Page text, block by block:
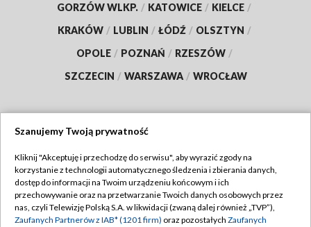
GORZÓW WLKP. / KATOWICE / KIELCE /
KRAKÓW / LUBLIN / ŁÓDŹ / OLSZTYN /
OPOLE / POZNAŃ / RZESZÓW /
SZCZECIN / WARSZAWA / WROCŁAW
TVP
Abonament TVP
Emisja w TVP
Regulamin TVP
Polityka prywatności
Szanujemy Twoją prywatność
Kliknij "Akceptuję i przechodzę do serwisu", aby wyrazić zgody na
korzystanie z technologii automatycznego śledzenia i zbierania danych,
dostęp do informacji na Twoim urządzeniu końcowym i ich
przechowywanie oraz na przetwarzanie Twoich danych osobowych przez
nas, czyli Telewizję Polską S.A. w likwidacji (zwaną dalej również „TVP”),
Zaufanych Partnerów z IAB* (1201 firm) oraz pozostałych Zaufanych